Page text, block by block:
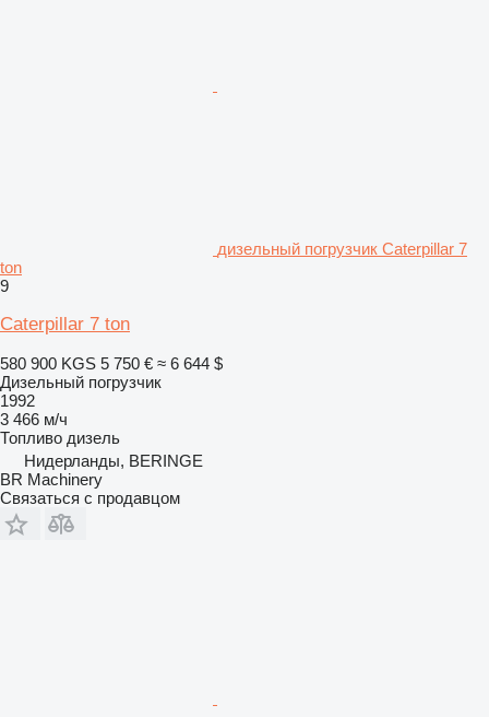
дизельный погрузчик Caterpillar 7
ton
9
Caterpillar 7 ton
580 900 KGS 5 750 € ≈ 6 644 $
Дизельный погрузчик
1992
3 466 м/ч
Топливо дизель
Нидерланды, BERINGE
BR Machinery
Связаться с продавцом